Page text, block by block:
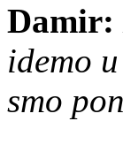
Damir:
idemo
smo